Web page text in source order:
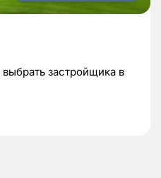
застройщика в